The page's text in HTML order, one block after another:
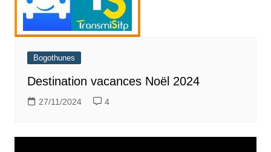
Bogothunes
Destination vacances Noël 2024
27/11/2024 4